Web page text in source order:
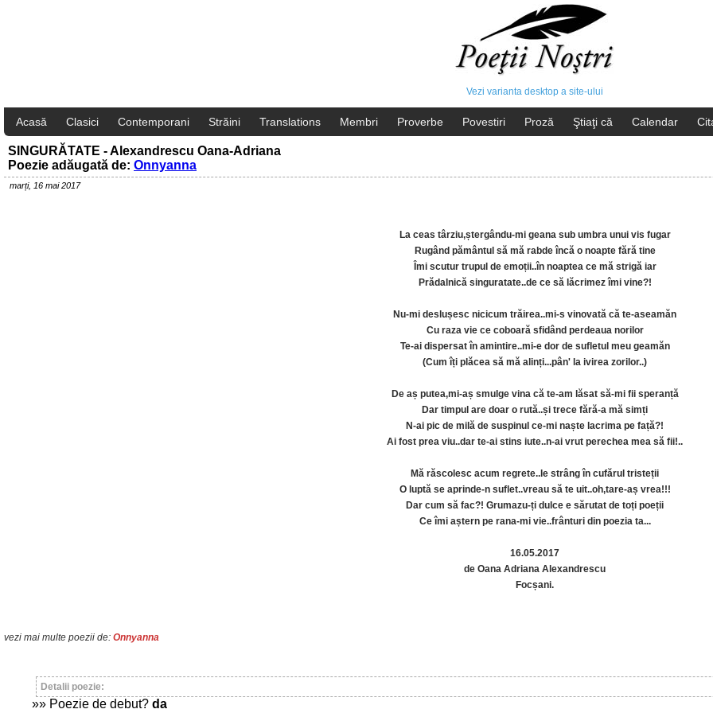
Vezi varianta desktop a site-ului
Acasă Clasici Contemporani Străini Translations Membri Proverbe Povestiri Proză Ştiaţi că Calendar
SINGURĂTATE - Alexandrescu Oana-Adriana
Poezie adăugată de: Onnyanna
marți, 16 mai 2017
La ceas târziu,ștergându-mi geana sub umbra unui vis fugar
Rugând pământul să mă rabde încă o noapte fără tine
Îmi scutur trupul de emoții..în noaptea ce mă strigă iar
Prădalnică singuratate..de ce să lăcrimez îmi vine?!
Nu-mi deslușesc nicicum trăirea..mi-s vinovată că te-aseamăn
Cu raza vie ce coboară sfidând perdeaua norilor
Te-ai dispersat în amintire..mi-e dor de sufletul meu geamăn
(Cum îți plăcea să mă alinți...pân' la ivirea zorilor..)
De aș putea,mi-aș smulge vina că te-am lăsat să-mi fii speranță
Dar timpul are doar o rută..și trece fără-a mă simți
N-ai pic de milă de suspinul ce-mi naște lacrima pe față?!
Ai fost prea viu..dar te-ai stins iute..n-ai vrut perechea mea să fii!..
Mă răscolesc acum regrete..le strâng în cufărul tristeții
O luptă se aprinde-n suflet..vreau să te uit..oh,tare-aș vrea!!!
Dar cum să fac?! Grumazu-ți dulce e sărutat de toți poeții
Ce îmi aștern pe rana-mi vie..frânturi din poezia ta...
16.05.2017
de Oana Adriana Alexandrescu
Focșani.
vezi mai multe poezii de: Onnyanna
Detalii poezie:
»» Poezie de debut? da